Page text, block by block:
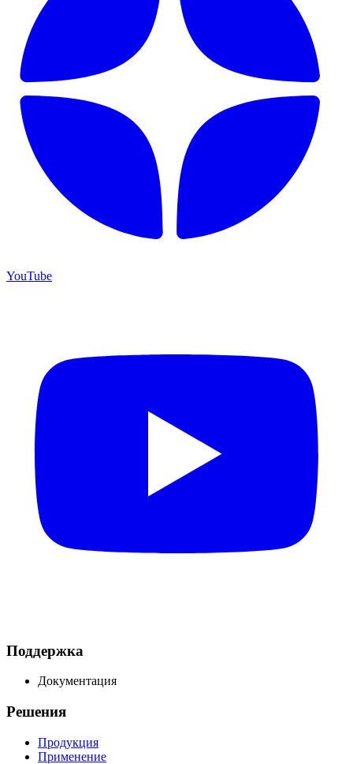
YouTube
Поддержка
Документация
Решения
Продукция
Применение